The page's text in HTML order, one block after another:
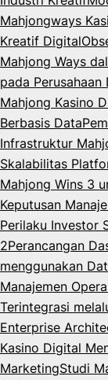
Mahjongways
Kreatif Digital
Mahjong Ways
pada Perusahaan
Mahjong Kasino
Berbasis Data
Infrastruktur
Skalabilitas
Mahjong Wins 3
Keputusan
Perilaku Investor
2Perancangan
menggunakan
Manajemen
Terintegrasi
Enterprise
Kasino Digital
MarketingStudi